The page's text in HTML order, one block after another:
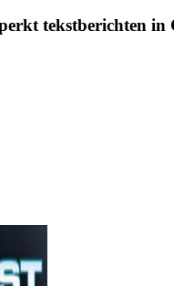
tekstberichten